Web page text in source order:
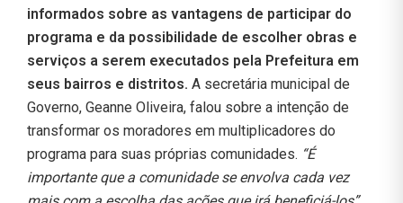
informados sobre as vantagens de participar do
programa e da possibilidade de escolher obras e
serviços a serem executados pela Prefeitura em
seus bairros e distritos. A secretária municipal de
Governo, Geanne Oliveira, falou sobre a intenção de
transformar os moradores em multiplicadores do
programa para suas próprias comunidades. “É
importante que a comunidade se envolva cada vez